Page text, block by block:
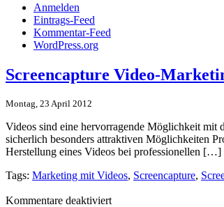
Anmelden
Eintrags-Feed
Kommentar-Feed
WordPress.org
Screencapture Video-
Montag, 23 April 2012
Videos sind eine hervorragende Möglichkeit mit
sicherlich besonders attraktiven Möglichkeiten
Herstellung eines Videos bei professionellen […]
Tags: Marketing mit Videos, Screencapture,
Kommentare deaktiviertfür